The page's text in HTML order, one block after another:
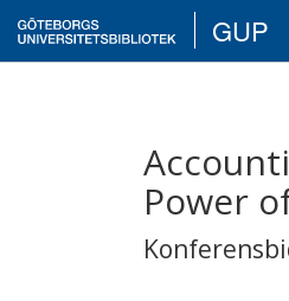
GUP
Power